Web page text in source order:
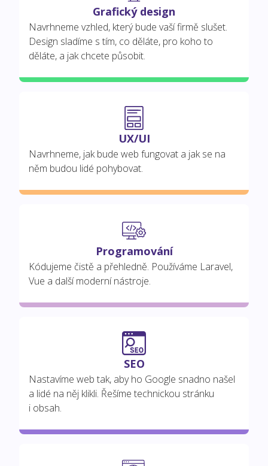
Grafický design
Navrhneme vzhled, který bude vaší firmě slušet.
Design sladíme s tím, co děláte, pro koho to
děláte, a jak chcete působit.
UX/UI
Navrhneme, jak bude web fungovat a jak se na
něm budou lidé pohybovat.
Programování
Kódujeme čistě a přehledně. Používáme Laravel,
Vue a další moderní nástroje.
SEO
Nastavíme web tak, aby ho Google snadno našel
a lidé na něj klikli. Řešíme technickou stránku
i obsah.